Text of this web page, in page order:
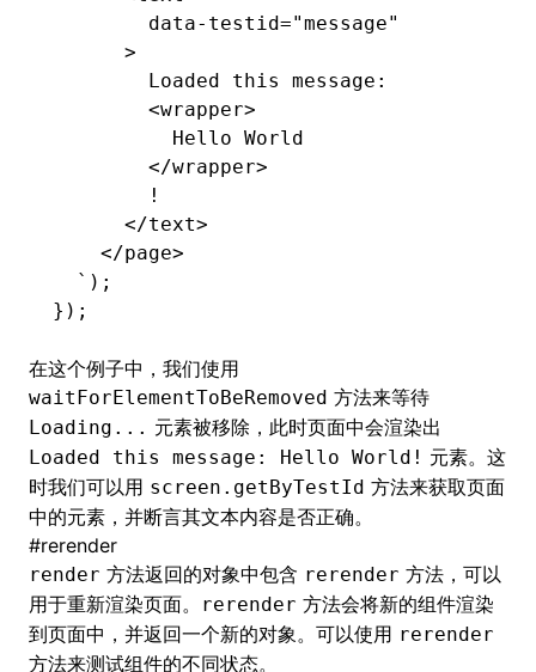
        data-testid="message"
      >
        Loaded this message:
        <wrapper>
          Hello World
        </wrapper>
        !
      </text>
    </page>
  `
);
});
在这个例子中，我们使用
waitForElementToBeRemoved 方法来等待
Loading... 元素被移除，此时页面中会渲染出
Loaded this message: Hello World! 元素。这
时我们可以用 screen.getByTestId 方法来获取页面
中的元素，并断言其文本内容是否正确。
#rerender
render 方法返回的对象中包含 rerender 方法，可以
用于重新渲染页面。
rerender 方法会将新的组件渲染
到页面中，并返回一个新的对象。可以使用 rerender
方法来测试组件的不同状态。